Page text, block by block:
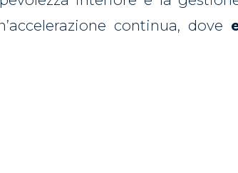
continua, dove